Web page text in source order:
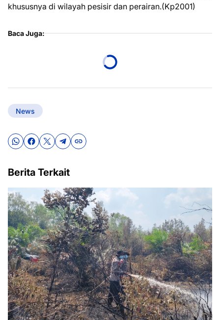
khususnya di wilayah pesisir dan perairan.(Kp2001)
Baca Juga:
News
Berita Terkait